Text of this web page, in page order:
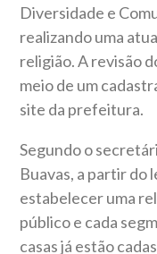
Diversidade e
realizando uma
religião. A revisão
meio de um
site da prefeitura.
Segundo o
Buavas, a partir do
estabelecer uma
público e cada
casas já estão